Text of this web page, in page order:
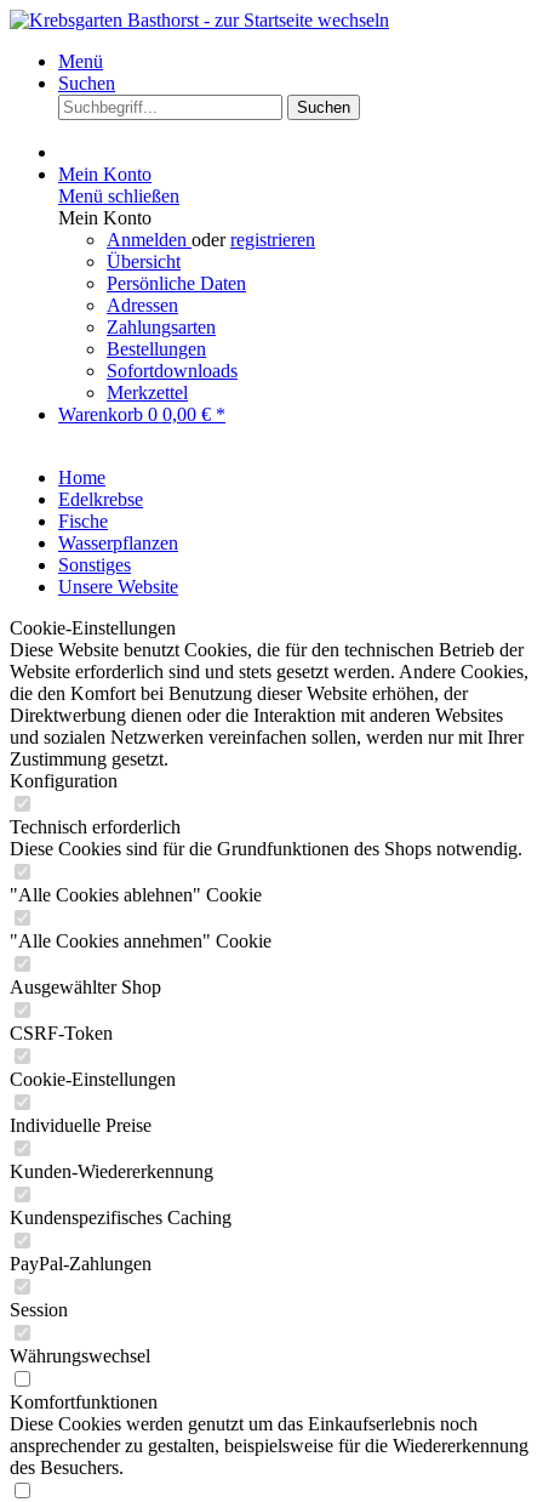
Menü
Suchen
Suchen
Mein Konto
Menü schließen
Mein Konto
Anmelden oderregistrieren
Übersicht
Persönliche Daten
Adressen
Zahlungsarten
Bestellungen
Sofortdownloads
Merkzettel
Warenkorb 0 0,00 € *
Home
Edelkrebse
Fische
Wasserpflanzen
Sonstiges
Unsere Website
Cookie-Einstellungen
Diese Website benutzt Cookies, die für den technischen Betrieb der
Website erforderlich sind und stets gesetzt werden. Andere Cookies,
die den Komfort bei Benutzung dieser Website erhöhen, der
Direktwerbung dienen oder die Interaktion mit anderen Websites
und sozialen Netzwerken vereinfachen sollen, werden nur mit Ihrer
Zustimmung gesetzt.
Konfiguration
Technisch erforderlich
Diese Cookies sind für die Grundfunktionen des Shops notwendig.
"Alle Cookies ablehnen" Cookie
"Alle Cookies annehmen" Cookie
Ausgewählter Shop
CSRF-Token
Cookie-Einstellungen
Individuelle Preise
Kunden-Wiedererkennung
Kundenspezifisches Caching
PayPal-Zahlungen
Session
Währungswechsel
Komfortfunktionen
Diese Cookies werden genutzt um das Einkaufserlebnis noch
ansprechender zu gestalten, beispielsweise für die Wiedererkennung
des Besuchers.